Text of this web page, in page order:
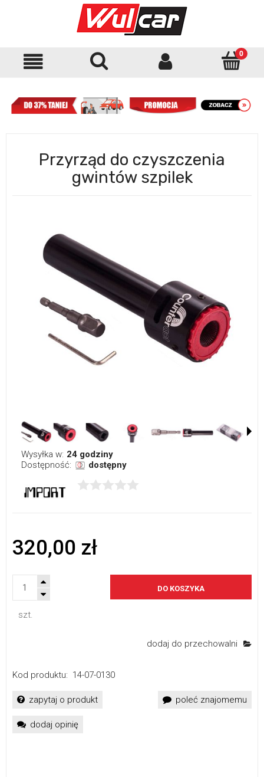
Przyrząd do czyszczenia
gwintów szpilek
Wysyłka w: 24 godziny
Dostępność:
dostępny
320,00 zł
szt.
DO KOSZYKA
dodaj do przechowalni
Kod produktu: 14-07-0130
zapytaj o produkt poleć znajomemu
dodaj opinię